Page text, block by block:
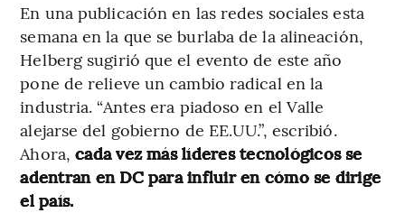
En una publicación en las redes sociales esta
semana en la que se burlaba de la alineación,
Helberg sugirió que el evento de este año
pone de relieve un cambio radical en la
industria. “Antes era piadoso en el Valle
alejarse del gobierno de EE.UU.”, escribió.
Ahora,cada vez más líderes tecnológicos se
adentran en DC para influir en cómo se dirige
el país.